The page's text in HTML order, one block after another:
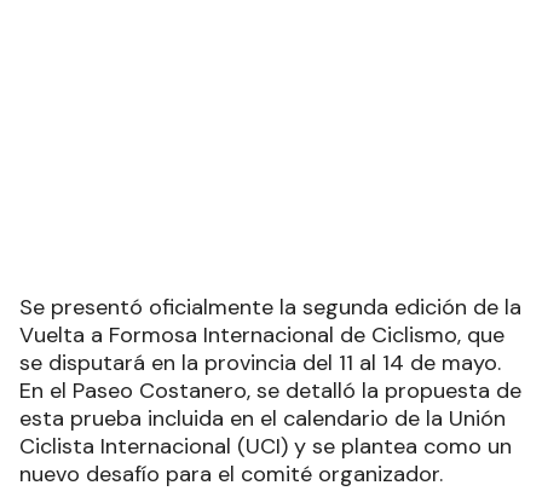
Se presentó oficialmente la segunda edición de la
Vuelta a Formosa Internacional de Ciclismo, que
se disputará en la provincia del 11 al 14 de mayo.
En el Paseo Costanero, se detalló la propuesta de
esta prueba incluida en el calendario de la Unión
Ciclista Internacional (UCI) y se plantea como un
nuevo desafío para el comité organizador.